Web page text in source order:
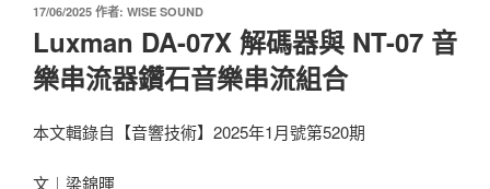
發
佈
於
17/06/2025 作者: WISE SOUND
Luxman DA-07X 解碼器與 NT-07 音
樂串流器鑽石音樂串流組合
本文輯錄自【音響技術】2025年1月號第520期
文︱梁錦暉